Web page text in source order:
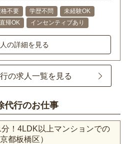
格不要 学歴不問
未経験OK
帰OK インセンティブあり
の詳細を見る
の求人一覧を見る
代行のお仕事
！4LDK以上マンションでの
都板橋区）